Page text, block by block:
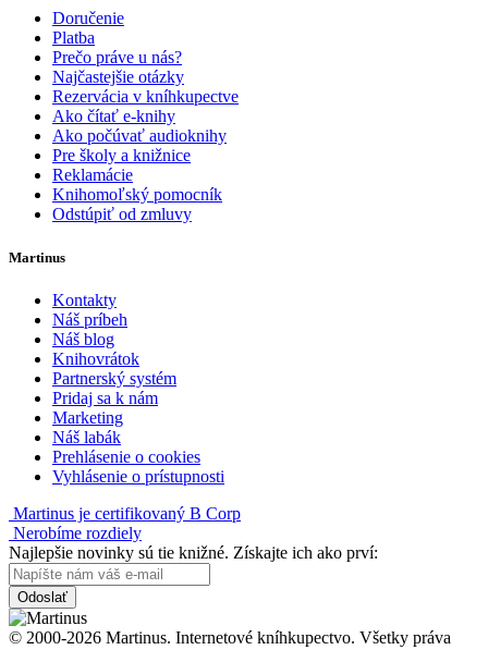
Doručenie
Platba
Prečo práve u nás?
Najčastejšie otázky
Rezervácia v kníhkupectve
Ako čítať e-knihy
Ako počúvať audioknihy
Pre školy a knižnice
Reklamácie
Knihomoľský pomocník
Odstúpiť od zmluvy
Martinus
Kontakty
Náš príbeh
Náš blog
Knihovrátok
Partnerský systém
Pridaj sa k nám
Marketing
Náš labák
Prehlásenie o cookies
Vyhlásenie o prístupnosti
Martinus je certifikovaný B Corp
Nerobíme rozdiely
Najlepšie novinky sú tie knižné. Získajte ich ako prví:
Odoslať
© 2000-2026 Martinus. Internetové kníhkupectvo. Všetky práva